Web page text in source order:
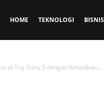
HOME TEKNOLOGI BISNIS
di Toy Story 5 dengan Kehadiran...